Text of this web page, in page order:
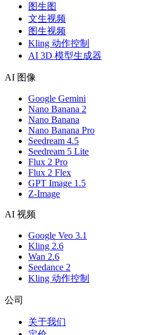
图生图
文生视频
图生视频
Kling 动作控制
AI 3D 模型生成器
AI 图像
Google Gemini
Nano Banana 2
Nano Banana
Nano Banana Pro
Seedream 4.5
Seedream 5 Lite
Flux 2 Pro
Flux 2 Flex
GPT Image 1.5
Z-Image
AI 视频
Google Veo 3.1
Kling 2.6
Wan 2.6
Seedance 2
Kling 动作控制
公司
关于我们